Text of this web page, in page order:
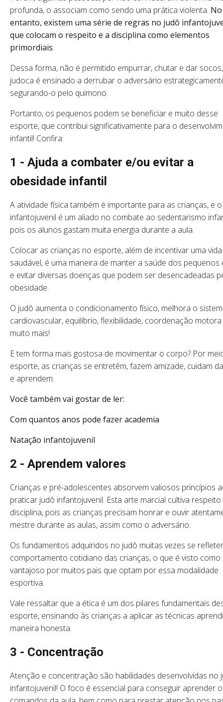
profunda, o associam como sendo uma prática violenta. No
entanto, existem uma série de regras no judô
que colocam o respeito e a disciplina como elementos
primordiais.
Dessa forma, não é permitido empurrar, chutar e dar
judoca é ensinado a derrubar o adversário
segurando-o pelo quimono.
Portanto, os pequenos podem se beneficiar e muito desse
esporte, que contribui significativamente para o
infantil! Confira:
1 - Ajuda a combater e/ou evitar a
obesidade infantil
A atividade física também é importante para as crianças, e
infantojuvenil é um aliado no combate ao sedentarismo
pois os alunos gastam muita energia durante a aula.
Colocar as crianças no esporte, além de incentivar uma
saudável, é uma maneira de manter a saúde dos pequenos
e evitar diversas doenças que podem ser desencadeadas
obesidade.
O judô aumenta o condicionamento físico, melhora o
cardiovascular, equilíbrio, flexibilidade, coordenação
muito mais!
E tem forma mais gostosa de movimentar o corpo? Por
esporte, as crianças se entretêm, fazem amizade, cuidam
e aprendem.
Você também vai gostar de ler:
Com quantos anos pode fazer academia
Natação infantojuvenil
2 - Aprendem valores
Crianças e pré-adolescentes absorvem valiosos princípios
praticar judô infantojuvenil. Esta arte marcial cultiva respeito
disciplina, pois as crianças precisam honrar e ouvir
mestre durante as aulas, assim como o adversário.
Os fundamentos adquiridos no judô muitas vezes se
comportamento cotidiano das crianças, o que é visto como
vantajoso por muitos pais que optam por essa modalidade
esportiva.
Vale ressaltar que a ética é um dos pilares fundamentais
esporte, ensinando às crianças a aplicar as técnicas
maneira honesta.
3 - Concentração
Atenção e concentração são habilidades desenvolvidas no
infantojuvenil! O foco é essencial para conseguir aprender